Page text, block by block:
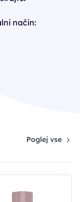
način:
Poglej vse